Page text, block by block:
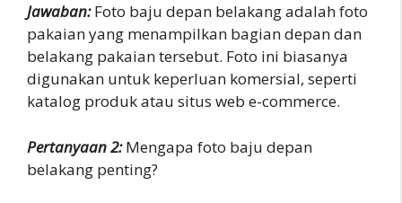
Jawaban:Foto baju depan belakang adalah foto
pakaian yang menampilkan bagian depan dan
belakang pakaian tersebut. Foto ini biasanya
digunakan untuk keperluan komersial, seperti
katalog produk atau situs web e-commerce.
Pertanyaan 2:Mengapa foto baju depan
belakang penting?